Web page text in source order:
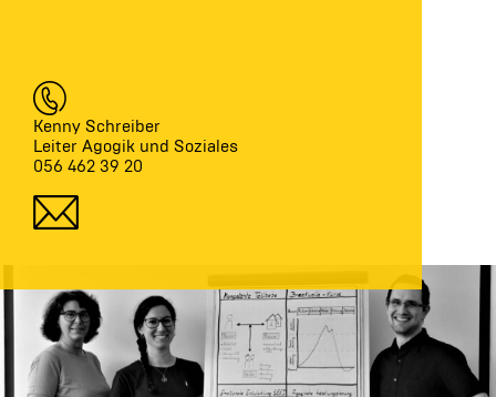
Kenny Schreiber
Leiter Agogik und Soziales
056 462 39 20